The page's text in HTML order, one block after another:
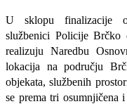
U sklopu finalizacije
službenici Policije Brčko
realizuju Naredbu
lokacija na području
objekata, službenih
se prema tri